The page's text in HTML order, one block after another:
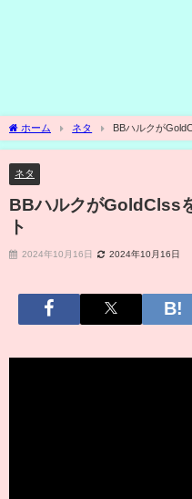
ホーム ネタ BBハルクが
ネタ
BBハルクがGoldClss
ト
2024年10月16日 2024年10月16日